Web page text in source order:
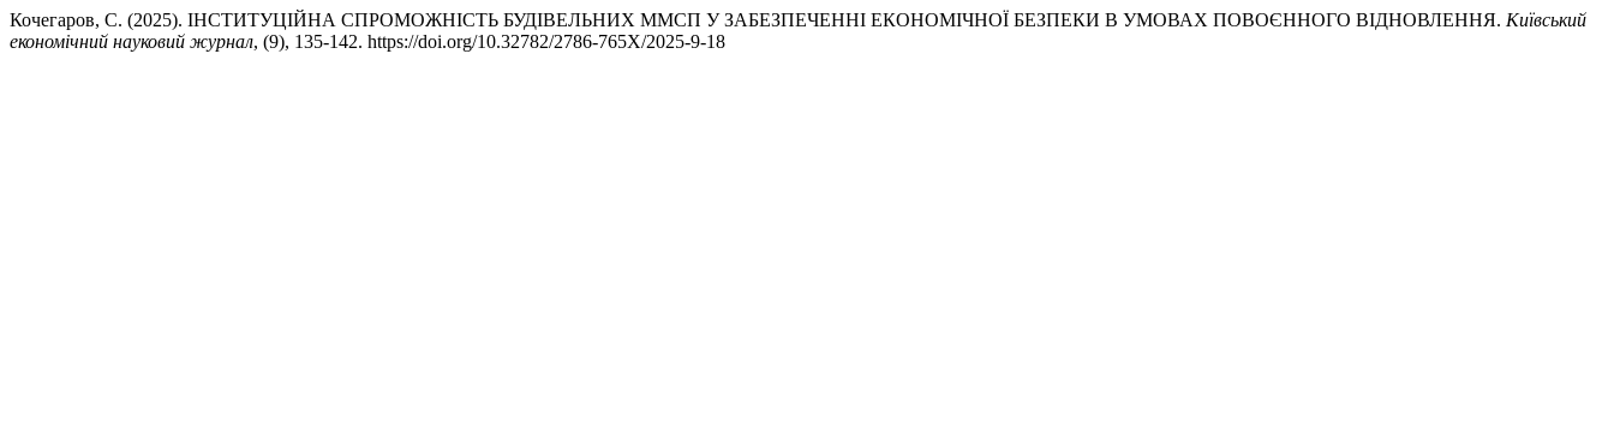
Кочегаров, С. (2025). ІНСТИТУЦІЙНА СПРОМОЖНІСТЬ БУДІВЕЛЬНИХ ММСП У ЗАБЕЗПЕЧЕННІ ЕКОНОМІЧНОЇ БЕЗПЕКИ В УМОВАХ ПОВОЄННОГО ВІДНОВЛЕННЯ. Київський
економічний науковий журнал, (9), 135-142. https://doi.org/10.32782/2786-765X/2025-9-18